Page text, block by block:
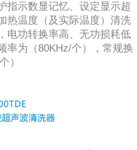
指示数显记忆、设定显示超
热温度（及实际温度）清洗
电功转换率高、无功损耗低
率为（80KHz/个），常规换
）